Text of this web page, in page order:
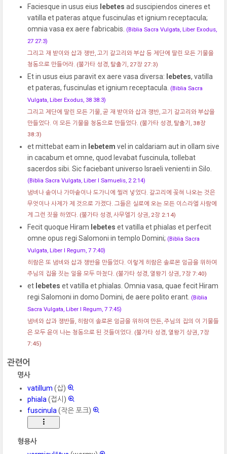
Faciesque in usus eius lebetes ad suscipiendos cineres et
vatilla et pateras atque fuscinulas et ignium receptacula;
omnia vasa ex aere fabricabis. (Biblia Sacra Vulgata, Liber Exodus,
27 27:3)
그리고 재 받이와 삽과 쟁반, 고기 갈고리와 부삽 등 제단에 딸린 모든 기물을
청동으로 만들어라. (불가타 성경, 탈출기, 27장 27:3)
Et in usus eius paravit ex aere vasa diversa: lebetes, vatilla
et pateras, fuscinulas et ignium receptacula. (Biblia Sacra
Vulgata, Liber Exodus, 38 38:3)
그리고 제단에 딸린 모든 기물, 곧 재 받이와 삽과 쟁반, 고기 갈고리와 부삽을
만들었다. 이 모든 기물을 청동으로 만들었다. (불가타 성경, 탈출기, 38장
38:3)
et mittebat eam in lebetem vel in caldariam aut in ollam sive
in cacabum et omne, quod levabat fuscinula, tollebat
sacerdos sibi. Sic faciebant universo Israeli venienti in Silo.
(Biblia Sacra Vulgata, Liber I Samuelis, 2 2:14)
냄비나 솥이나 가마솥이나 도가니에 찔러 넣었다. 갈고리에 꽂혀 나오는 것은
무엇이나 사제가 제 것으로 가졌다. 그들은 실로에 오는 모든 이스라엘 사람에
게 그런 짓을 하였다. (불가타 성경, 사무엘기 상권, 2장 2:14)
Fecit quoque Hiram lebetes et vatilla et phialas et perfecit
omne opus regi Salomoni in templo Domini; (Biblia Sacra
Vulgata, Liber I Regum, 7 7:40)
히람은 또 냄비와 삽과 쟁반을 만들었다. 이렇게 히람은 솔로몬 임금을 위하여
주님의 집을 짓는 일을 모두 마쳤다. (불가타 성경, 열왕기 상권, 7장 7:40)
et lebetes et vatilla et phialas. Omnia vasa, quae fecit Hiram
regi Salomoni in domo Domini, de aere polito erant. (Biblia
Sacra Vulgata, Liber I Regum, 7 7:45)
냄비와 삽과 쟁반들, 히람이 솔로몬 임금을 위하여 만든, 주님의 집의 이 기물들
은 모두 윤이 나는 청동으로 된 것들이었다. (불가타 성경, 열왕기 상권, 7장
7:45)
관련어
명사
vatillum (삽)
phiala (접시)
fuscinula (작은 포크)
형용사